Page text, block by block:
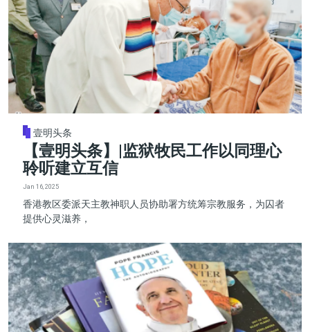
壹明头条
【壹明头条】|监狱牧民工作以同理心
聆听建立互信
Jan 16, 2025
香港教区委派天主教神职人员协助署方统筹宗教服务，为囚者
提供心灵滋养，